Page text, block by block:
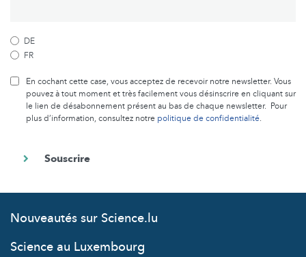
DE
FR
En cochant cette case, vous acceptez de recevoir notre newsletter. Vous
pouvez à tout moment et très facilement vous désinscrire en cliquant sur
le lien de désabonnement présent au bas de chaque newsletter. Pour
plus d’information, consultez notre politique de confidentialité.
Nouveautés sur Science.lu
Science au Luxembourg